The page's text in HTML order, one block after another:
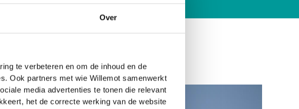
Over
te verbeteren en om de inhoud en de
Ook partners met wie Willemot samenwerkt
media advertenties te tonen die relevant
het de correcte werking van de website